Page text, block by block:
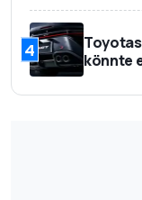
4
könnte